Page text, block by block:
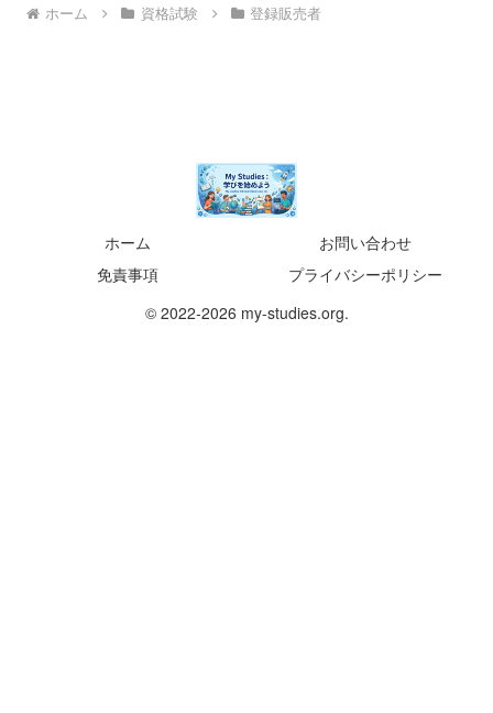
ホーム 資格試験 登録販売者
ホーム
お問い合わせ
免責事項
プライバシーポリシー
© 2022-2026 my-studies.org.